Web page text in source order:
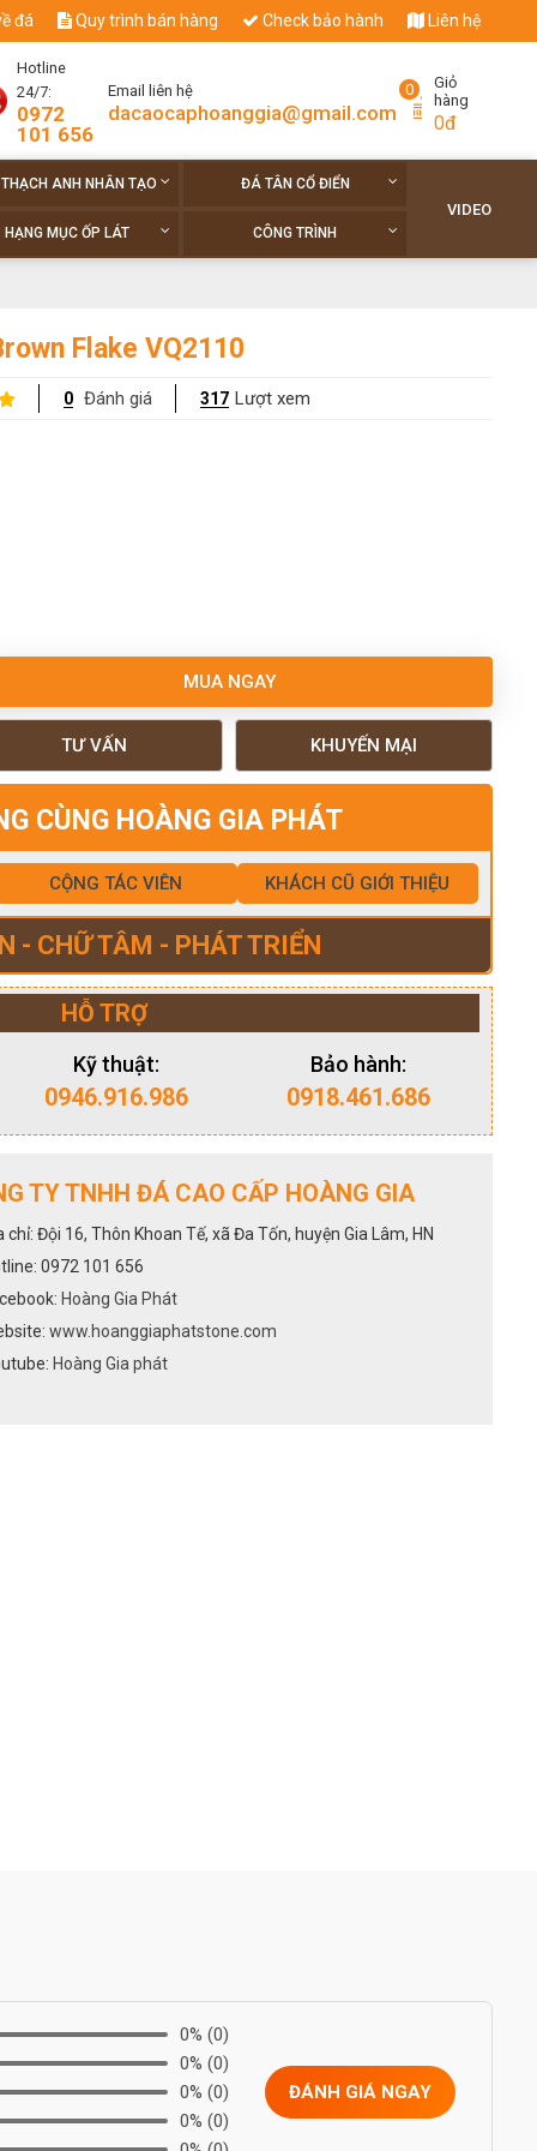
đá Quy trình bán hàng Check bảo hành Liên hệ
Hotline
24/7:
0972
101 656
Email liên hệ
dacaocaphoanggia@gmail.com
0
Giỏ
hàng
0đ
ANH NHÂN TẠO ĐÁ TÂN CỔ ĐIỂN
HẠNG MỤC ỐP LÁT CÔNG TRÌNH
VIDEO
Flake VQ2110
0 Đánh giá 317 Lượt xem
MUA NGAY
TƯ VẤN KHUYẾN MẠI
CÙNG HOÀNG GIA PHÁT
CỘNG TÁC VIÊN KHÁCH CŨ GIỚI THIỆU
- CHỮ TÂM - PHÁT TRIỂN
HỖ TRỢ
Kỹ thuật:
0946.916.986
Bảo hành:
0918.461.686
TY TNHH ĐÁ CAO CẤP HOÀNG GIA
chỉ: Đội 16, Thôn Khoan Tế, xã Đa Tốn, huyện Gia Lâm, HN
0972 101 656
Hoàng Gia Phát
www.hoanggiaphatstone.com
Hoàng Gia phát
0% (0)
0% (0)
0% (0)
0% (0)
ĐÁNH GIÁ NGAY